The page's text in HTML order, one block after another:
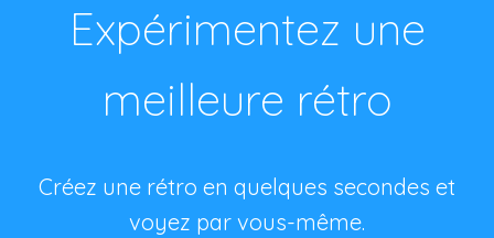
Expérimentez une
meilleure rétro
Créez une rétro en quelques secondes et
voyez par vous-même.